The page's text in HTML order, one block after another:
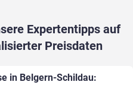
Expertentipps auf
Preisdaten
in Belgern-Schildau: